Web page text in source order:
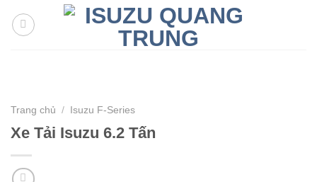
Trang chủ / Isuzu F-Series
Xe Tải Isuzu 6.2 Tấn